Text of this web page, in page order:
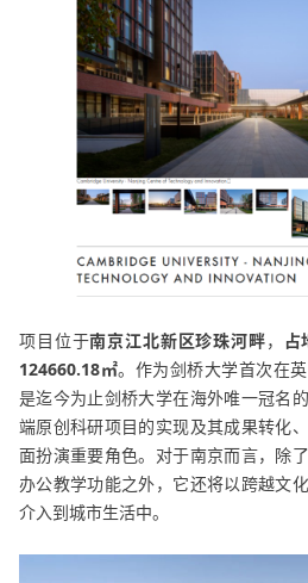
项目位于南京江北新区珍珠河畔， 占
124660.18㎡。作为剑桥大学首次在
是迄今为止剑桥大学在海外唯一冠名
端原创科研项目的实现及其成果转化
面扮演重要角色。对于南京而言，除
办公教学功能之外，它还将以跨越文
介入到城市生活中。